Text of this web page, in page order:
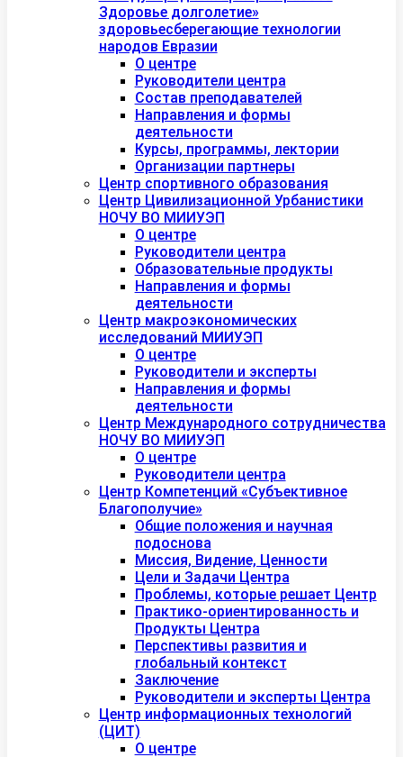
Здоровье долголетие»
здоровьесберегающие технологии
народов Евразии
О центре
Руководители центра
Состав преподавателей
Направления и формы
деятельности
Курсы, программы, лектории
Организации партнеры
Центр спортивного образования
Центр Цивилизационной Урбанистики
НОЧУ ВО МИИУЭП
О центре
Руководители центра
Образовательные продукты
Направления и формы
деятельности
Центр макроэкономических
исследований МИИУЭП
О центре
Руководители и эксперты
Направления и формы
деятельности
Центр Международного сотрудничества
НОЧУ ВО МИИУЭП
О центре
Руководители центра
Центр Компетенций «Субъективное
Благополучие»
Общие положения и научная
подоснова
Миссия, Видение, Ценности
Цели и Задачи Центра
Проблемы, которые решает Центр
Практико-ориентированность и
Продукты Центра
Перспективы развития и
глобальный контекст
Заключение
Руководители и эксперты Центра
Центр информационных технологий
(ЦИТ)
О центре